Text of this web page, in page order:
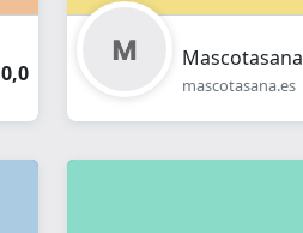
0,0
Mascotasana
mascotasana.es